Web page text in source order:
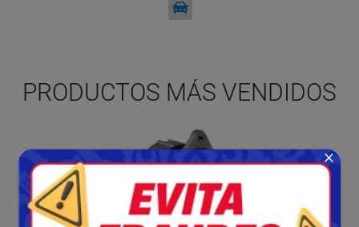
PRODUCTOS MÁS VENDIDOS
×